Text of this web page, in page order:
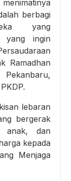
berbagi
yang
yang ingin
Ramadhan
lebaran
bergerak
anak, dan
kepada
Menjaga